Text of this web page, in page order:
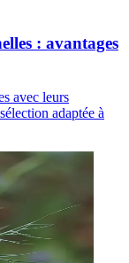
: avantages
avec leurs
adaptée à